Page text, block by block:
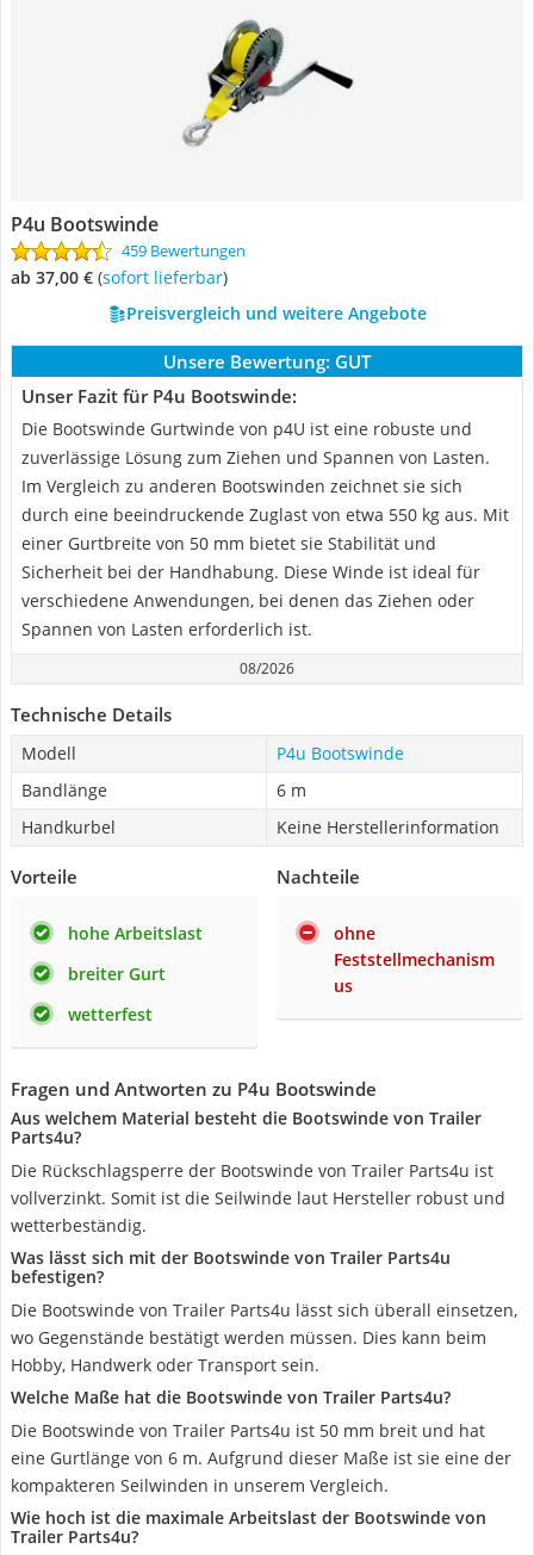
P4u Bootswinde
459 Bewertungen
ab 37,00 € ( Sofort lieferbar)
Preisvergleich und weitere Angebote
Unsere Bewertung: GUT
Unser Fazit für P4u Bootswinde:
Die Bootswinde Gurtwinde von p4U ist eine robuste und
zuverlässige Lösung zum Ziehen und Spannen von Lasten.
Im Vergleich zu anderen Bootswinden zeichnet sie sich
durch eine beeindruckende Zuglast von etwa 550 kg aus. Mit
einer Gurtbreite von 50 mm bietet sie Stabilität und
Sicherheit bei der Handhabung. Diese Winde ist ideal für
verschiedene Anwendungen, bei denen das Ziehen oder
Spannen von Lasten erforderlich ist.
08/2026
Technische Details
Modell
P4u Bootswinde
Bandlänge
6 m
Handkurbel
Keine Herstellerinformation
Vorteile
hohe Arbeitslast
breiter Gurt
wetterfest
Nachteile
ohne
Feststellmechanism
us
Fragen und Antworten zu P4u Bootswinde
Aus welchem Material besteht die Bootswinde von Trailer
Parts4u?
Die Rückschlagsperre der Bootswinde von Trailer Parts4u ist
vollverzinkt. Somit ist die Seilwinde laut Hersteller robust und
wetterbeständig.
Was lässt sich mit der Bootswinde von Trailer Parts4u
befestigen?
Die Bootswinde von Trailer Parts4u lässt sich überall einsetzen,
wo Gegenstände bestätigt werden müssen. Dies kann beim
Hobby, Handwerk oder Transport sein.
Welche Maße hat die Bootswinde von Trailer Parts4u?
Die Bootswinde von Trailer Parts4u ist 50 mm breit und hat
eine Gurtlänge von 6 m. Aufgrund dieser Maße ist sie eine der
kompakteren Seilwinden in unserem Vergleich.
Wie hoch ist die maximale Arbeitslast der Bootswinde von
Trailer Parts4u?